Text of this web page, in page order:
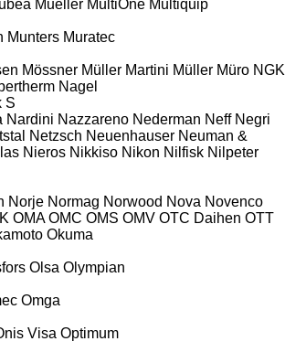
Mueller MultiOne Multiquip
Munters Muratec
Mössner Müller Martini Müller Müro NGK
Nagel
S
Nardini Nazzareno Nederman Neff Negri
Netzsch Neuenhauser Neuman &
Nieros Nikkiso Nikon Nilfisk Nilpeter
Norje Normag Norwood Nova Novenco
OMA OMC OMS OMV OTC Daihen OTT
Okuma
Olsa Olympian
Omga
Visa Optimum